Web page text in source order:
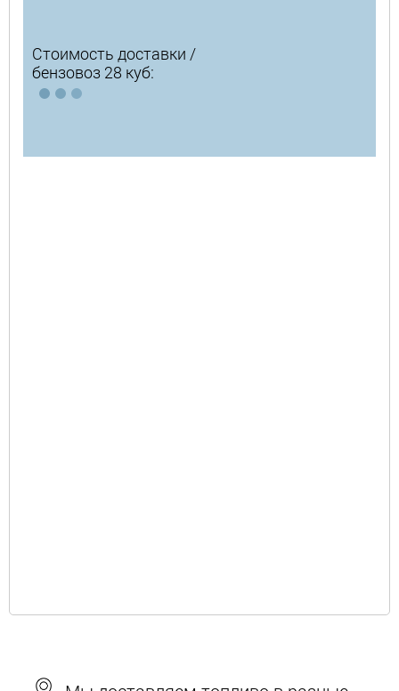
Стоимость доставки /
бензовоз 28 куб: